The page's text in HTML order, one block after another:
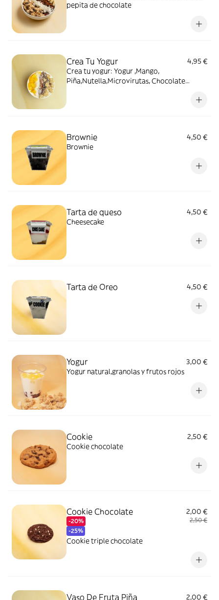
pepita de chocolate
Crea Tu Yogur
4,95 €
Crea tu yogur: Yogur ,Mango,
Piña,Nutella,Microvirutas, Chocolate
Brownie
4,50 €
Brownie
Tarta de queso
4,50 €
Cheesecake
Tarta de Oreo 4,50 €
Yogur
3,00 €
Yogur natural,granolas y frutos rojos
Cookie
2,50 €
Cookie chocolate
Cookie Chocolate
-20%
-25%
2,00 €
2,50 €
Cookie triple chocolate
Vaso De Fruta Piña 2,00 €